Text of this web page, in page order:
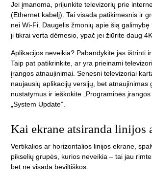
Jei įmanoma, prijunkite televizorių prie
(Ethernet kabelį). Tai visada patikimesnis ir
nei Wi-Fi. Daugelis žmonių apie šią
ji tikrai verta dėmesio, ypač jei žiūrite daug
Aplikacijos neveikia? Pabandykite jas ištrinti
Taip pat patikrinkite, ar yra prieinami
įrangos atnaujinimai. Senesni televizoriai
naujausių aplikacijų versijų, bet atnaujinimas
nustatymus ir ieškokite „Programinės
„System Update”.
Kai ekrane atsiranda linijos
Vertikalios ar horizontalios linijos ekrane,
pikselių grupės, kurios neveikia – tai jau
bet ne visada beviltiškos.